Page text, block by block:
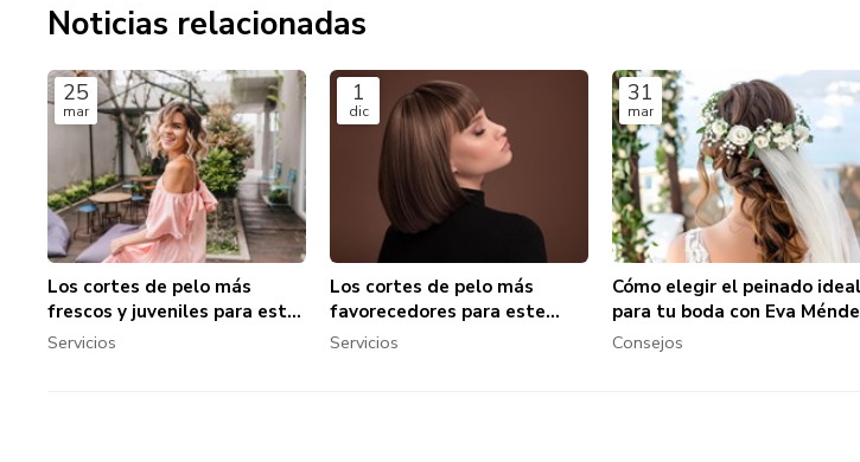
Noticias relacionadas
25
mar
Los cortes de pelo más
frescos y juveniles para esta
temporada
Servicios
1
dic
Los cortes de pelo más
favorecedores para este
otoño/invierno
Servicios
31
mar
Cómo elegir el peinado ideal
para tu boda con Eva
Consejos